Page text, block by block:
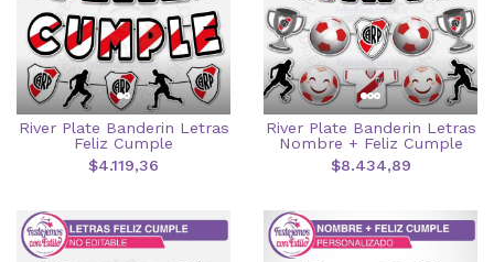
River Plate Banderin Letras
Feliz Cumple
$4.119,36
River Plate Banderin Letras
Nombre + Feliz Cumple
$8.434,89